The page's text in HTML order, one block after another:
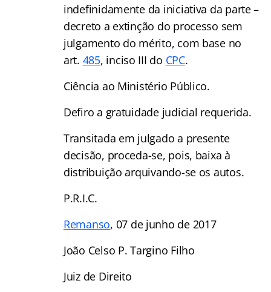
indefinidamente da iniciativa da parte –
decreto a extinção do processo sem
julgamento do mérito, com base no
art. 485, inciso III do CPC.
Ciência ao Ministério Público.
Defiro a gratuidade judicial requerida.
Transitada em julgado a presente
decisão, proceda-se, pois, baixa à
distribuição arquivando-se os autos.
P.R.I.C.
Remanso, 07 de junho de 2017
João Celso P. Targino Filho
Juiz de Direito